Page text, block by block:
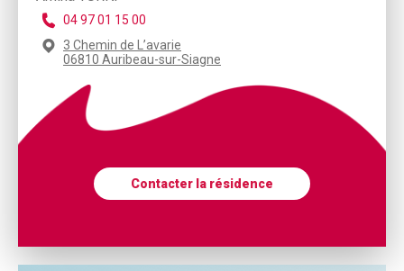
04 97 01 15 00
3 Chemin de L’avarie
06810 Auribeau-sur-Siagne
Contacter la résidence